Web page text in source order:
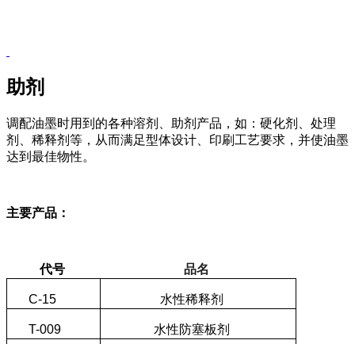
助剂
调配油墨时用到的各种溶剂、助剂产品，如：硬化剂、处理
剂、稀释剂等，从而满足型体设计、印刷工艺要求，并使油墨
达到最佳物性。
主要产品：
代号 品名
C-15 水性稀释剂
T-009 水性防塞板剂